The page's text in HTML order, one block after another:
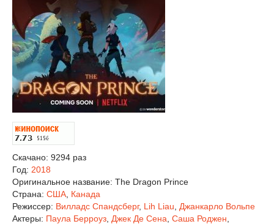
Скачано: 9294 раз
Год: 2018
Оригинальное название: The Dragon Prince
Страна: США Канада
Режиссер: Вилладс Спандсберг, Lih Liau
Джанкарло Вольпе
Актеры: Паула Берроуз Джек Де Сена Саша Роджен